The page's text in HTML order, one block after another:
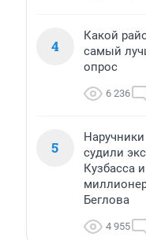
4
Какой
самый
опрос
6 236
5
судили
Кузбасса
Беглова
4 955